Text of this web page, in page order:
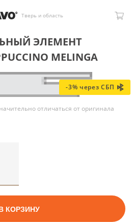
Тверь и область
ЭЛЕМЕНТ
MELINGA
-3% через СБП
отличаться от оригинала
КОРЗИНУ